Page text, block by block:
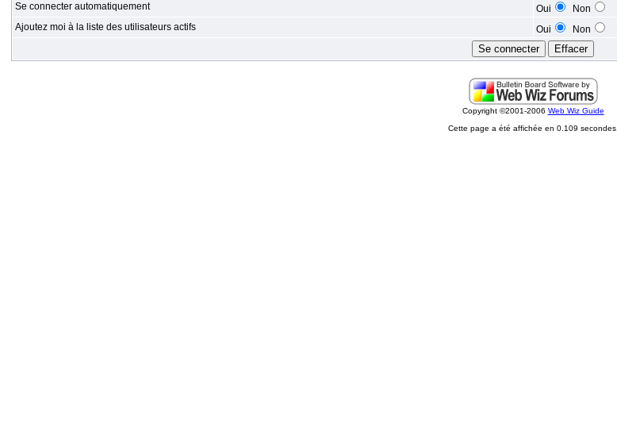
Se connecter automatiquement
Oui
Non
Ajoutez moi à la liste des utilisateurs actifs
Oui Non
Copyright ©2001-2006 Web Wiz Guide
Cette page a été affichée en 0.109 secondes.